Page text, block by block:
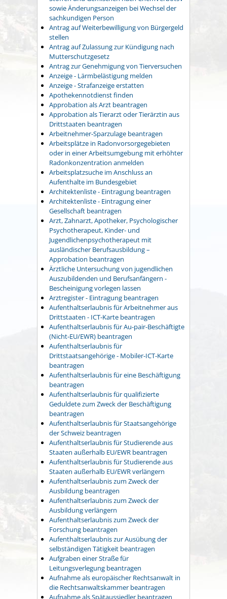
sowie Änderungsanzeigen bei Wechsel der
sachkundigen Person
Antrag auf Weiterbewilligung von Bürgergeld
stellen
Antrag auf Zulassung zur Kündigung nach
Mutterschutzgesetz
Antrag zur Genehmigung von Tierversuchen
Anzeige - Lärmbelästigung melden
Anzeige - Strafanzeige erstatten
Apothekennotdienst finden
Approbation als Arzt beantragen
Approbation als Tierarzt oder Tierärztin aus
Drittstaaten beantragen
Arbeitnehmer-Sparzulage beantragen
Arbeitsplätze in Radonvorsorgegebieten
oder in einer Arbeitsumgebung mit erhöhter
Radonkonzentration anmelden
Arbeitsplatzsuche im Anschluss an
Aufenthalte im Bundesgebiet
Architektenliste - Eintragung beantragen
Architektenliste - Eintragung einer
Gesellschaft beantragen
Arzt, Zahnarzt, Apotheker, Psychologischer
Psychotherapeut, Kinder- und
Jugendlichenpsychotherapeut mit
ausländischer Berufsausbildung –
Approbation beantragen
Ärztliche Untersuchung von jugendlichen
Auszubildenden und Berufsanfängern -
Bescheinigung vorlegen lassen
Arztregister - Eintragung beantragen
Aufenthaltserlaubnis für Arbeitnehmer aus
Drittstaaten - ICT-Karte beantragen
Aufenthaltserlaubnis für Au-pair-Beschäftigte
(Nicht-EU/EWR) beantragen
Aufenthaltserlaubnis für
Drittstaatsangehörige - Mobiler-ICT-Karte
beantragen
Aufenthaltserlaubnis für eine Beschäftigung
beantragen
Aufenthaltserlaubnis für qualifizierte
Geduldete zum Zweck der Beschäftigung
beantragen
Aufenthaltserlaubnis für Staatsangehörige
der Schweiz beantragen
Aufenthaltserlaubnis für Studierende aus
Staaten außerhalb EU/EWR beantragen
Aufenthaltserlaubnis für Studierende aus
Staaten außerhalb EU/EWR verlängern
Aufenthaltserlaubnis zum Zweck der
Ausbildung beantragen
Aufenthaltserlaubnis zum Zweck der
Ausbildung verlängern
Aufenthaltserlaubnis zum Zweck der
Forschung beantragen
Aufenthaltserlaubnis zur Ausübung der
selbständigen Tätigkeit beantragen
Aufgraben einer Straße für
Leitungsverlegung beantragen
Aufnahme als europäischer Rechtsanwalt in
die Rechtsanwaltskammer beantragen
Aufnahme als Spätaussiedler beantragen